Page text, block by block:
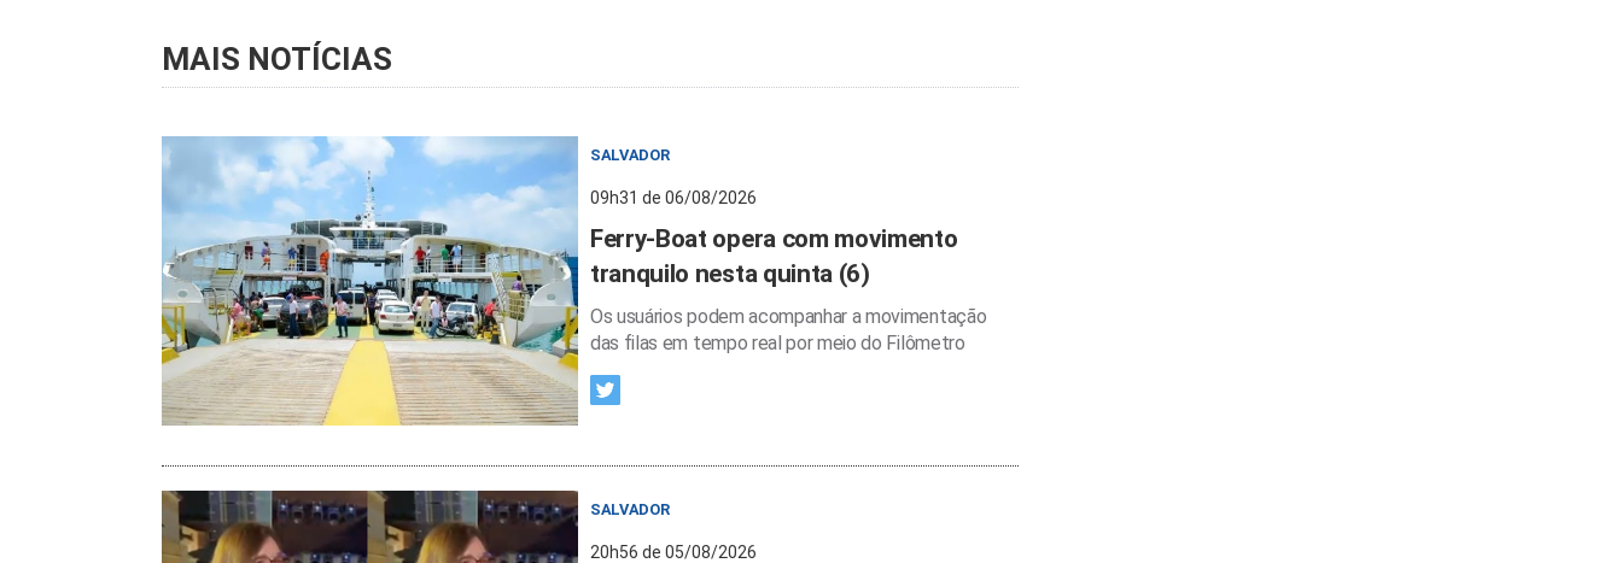
MAIS NOTÍCIAS
SALVADOR
09h31 de 06/08/2026
Ferry-Boat opera com movimento
tranquilo nesta quinta (6)
Os usuários podem acompanhar a movimentação
das filas em tempo real por meio do Filômetro
SALVADOR
20h56 de 05/08/2026